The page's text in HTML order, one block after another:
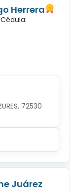
Herrera
72530
Juárez